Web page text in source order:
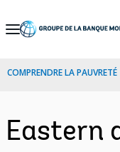
Skip
Navigation
COMPRENDRE LA PAUVRETÉ
Eastern